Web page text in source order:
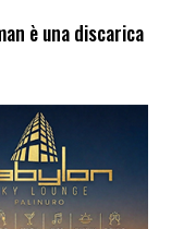
è una discarica